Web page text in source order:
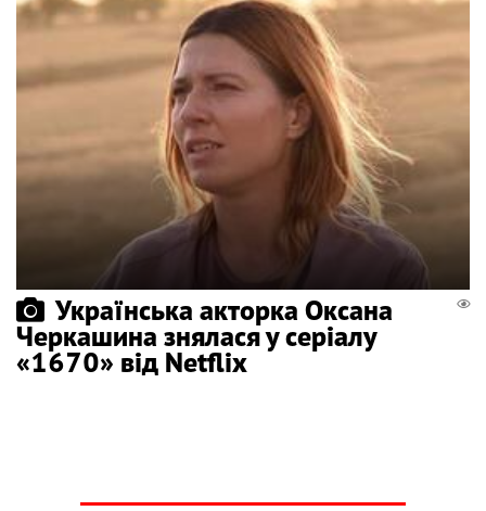
Українська акторка Оксана
Черкашина знялася у серіалу
«1670» від Netflix